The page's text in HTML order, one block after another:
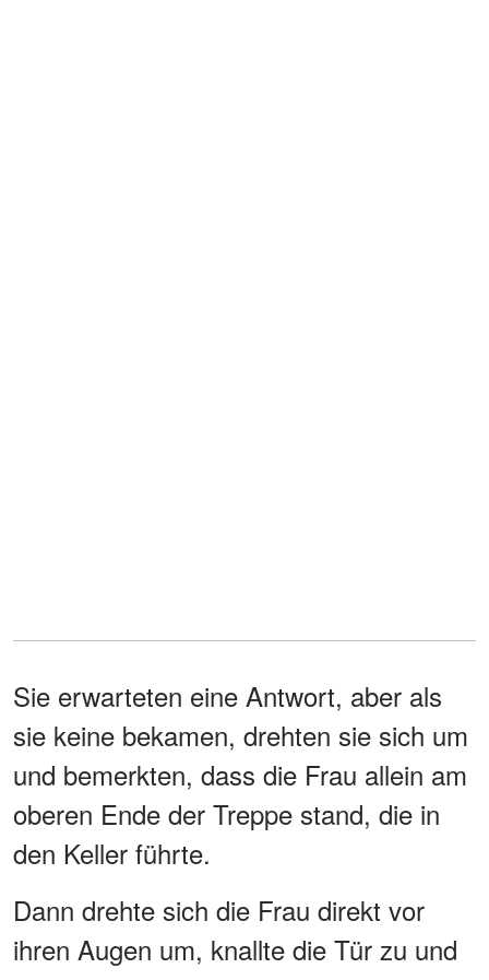
Sie erwarteten eine Antwort, aber als
sie keine bekamen, drehten sie sich um
und bemerkten, dass die Frau allein am
oberen Ende der Treppe stand, die in
den Keller führte.
Dann drehte sich die Frau direkt vor
ihren Augen um, knallte die Tür zu und